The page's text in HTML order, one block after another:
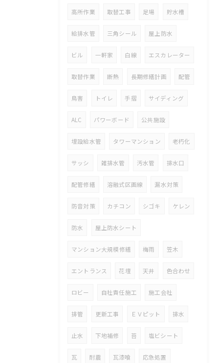
高所作業 取替工事 足場 貯水槽
給排水管 三角シール 屋上防水
ビル 一軒家 白線 エスカレーター
取替作業 断熱 長期修繕計画 配管
鳥害 トイレ 手摺 サイディング
ALC パワーボード 公共施設
埋設給水管 タワーマンション 老朽化
サッシ 雑排水管 汚水管 排水口
配管修繕 溶融式区画線 漏水対策
防音対策 カチコン シゴキ ケレン
防水 屋上防水シート
マンション大規模修繕 梅雨 笠木
エントランス 花壇 天井 色合わせ
ロビー 自社責任施工 施工会社
排管 更新工事 ＥＶピット 排水
止水 下地補修 苔 塩ビシート
瓦 耐震 瓦漆喰 応急処置